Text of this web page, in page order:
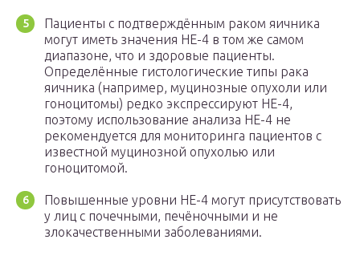
Пациенты с подтверждённым раком яичника
могут иметь значения HE-4 в том же самом
диапазоне, что и здоровые пациенты.
Определённые гистологические типы рака
яичника (например, муцинозные опухоли или
гоноцитомы) редко экспрессируют HE-4,
поэтому использование анализа HE-4 не
рекомендуется для мониторинга пациентов с
известной муцинозной опухолью или
гоноцитомой.
Повышенные уровни HE-4 могут присутствовать
у лиц с почечными, печёночными и не
злокачественными заболеваниями.